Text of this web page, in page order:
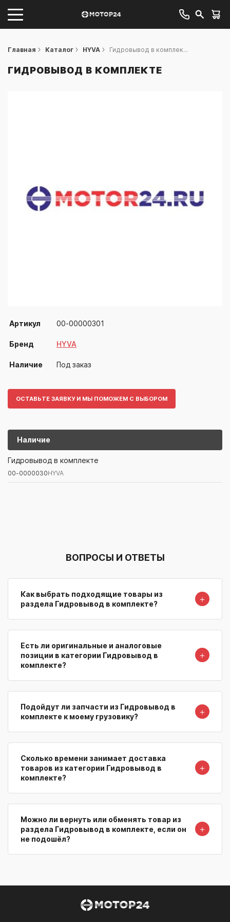
Главная Каталог HYVA Гидровывод в комплек...
ГИДРОВЫВОД В КОМПЛЕКТЕ
Артикул 00-00000301
Бренд HYVA
Наличие Под заказ
ОСТАВЬТЕ ЗАЯВКУ И МЫ ПОМОЖЕМ С ВЫБОРОМ
Наличие
Артикул/Бренд
00-0000030 HYVA
Гидровывод в комплекте
00-0000030HYVA
ВОПРОСЫ И ОТВЕТЫ
Как выбрать подходящие товары из
раздела Гидровывод в комплекте?
＋
Есть ли оригинальные и аналоговые
позиции в категории Гидровывод в
комплекте?
＋
Подойдут ли запчасти из Гидровывод в
комплекте к моему грузовику?
＋
Сколько времени занимает доставка
товаров из категории Гидровывод в
комплекте?
＋
Можно ли вернуть или обменять товар из
раздела Гидровывод в комплекте, если он
не подошёл?
＋